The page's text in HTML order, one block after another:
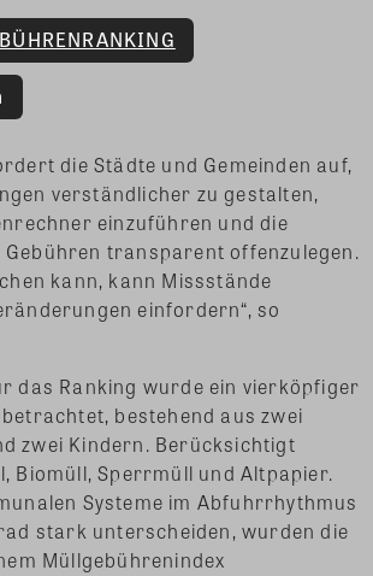
die Städte und Gemeinden auf,
verständlicher zu gestalten,
einzuführen und die
transparent offenzulegen.
kann, kann Missstände
einfordern“, so
das Ranking wurde ein vierköpfiger
bestehend aus zwei
zwei Kindern. Berücksichtigt
Biomüll, Sperrmüll und Altpapier.
Systeme im Abfuhrrhythmus
stark unterscheiden, wurden die
Müllgebührenindex